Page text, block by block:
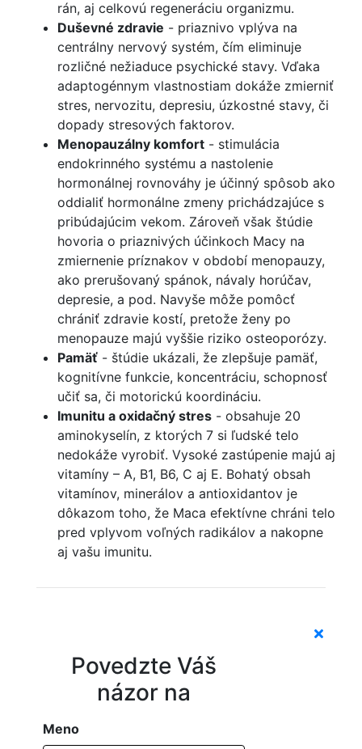
rán, aj celkovú regeneráciu organizmu.
Duševné zdravie - priaznivo vplýva na
centrálny nervový systém, čím eliminuje
rozličné nežiaduce psychické stavy. Vďaka
adaptogénnym vlastnostiam dokáže zmierniť
stres, nervozitu, depresiu, úzkostné stavy, či
dopady stresových faktorov.
Menopauzálny komfort - stimulácia
endokrinného systému a nastolenie
hormonálnej rovnováhy je účinný spôsob ako
oddialiť hormonálne zmeny prichádzajúce s
pribúdajúcim vekom. Zároveň však štúdie
hovoria o priaznivých účinkoch Macy na
zmiernenie príznakov v období menopauzy,
ako prerušovaný spánok, návaly horúčav,
depresie, a pod. Navyše môže pomôcť
chrániť zdravie kostí, pretože ženy po
menopauze majú vyššie riziko osteoporózy.
Pamäť - štúdie ukázali, že zlepšuje pamäť,
kognitívne funkcie, koncentráciu, schopnosť
učiť sa, či motorickú koordináciu.
Imunitu a oxidačný stres - obsahuje 20
aminokyselín, z ktorých 7 si ľudské telo
nedokáže vyrobiť. Vysoké zastúpenie majú aj
vitamíny – A, B1, B6, C aj E. Bohatý obsah
vitamínov, minerálov a antioxidantov je
dôkazom toho, že Maca efektívne chráni telo
pred vplyvom voľných radikálov a nakopne
aj vašu imunitu.
Povedzte Váš
názor na
Meno